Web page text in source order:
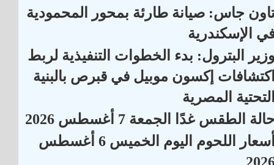
جاس: صيانة طارئة بمحور المحمودية
الإسكندرية
البترول: بدء الخطوات التنفيذية لربط
إكسون موبيل في قبرص بالبنية
المصرية
الطقس غدًا الجمعة 7 أغسطس 2026
أسعار اللحوم اليوم الخميس 6 أغسطس